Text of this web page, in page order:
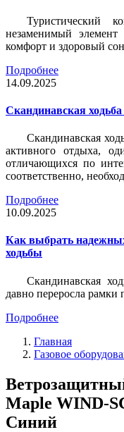
Туристический
незаменимый
комфорт и здоровый
Подробнее
14.09.2025
Скандинавская
Скандинавская
активного отдыха,
отличающихся по
соответственно,
Подробнее
10.09.2025
Как выбрать
ходьбы
Скандинавская
давно переросла рамки
Подробнее
Главная
Газовое
Maple WIND-
Синий